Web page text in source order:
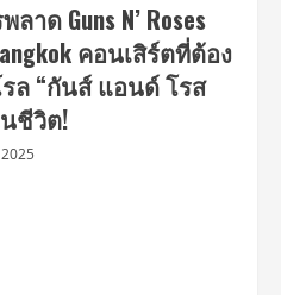
าด Guns N’ Roses
คอนเสิร์ตที่ต้อง
ล “กันส์ แอนด์ โรส
ชีวิต!